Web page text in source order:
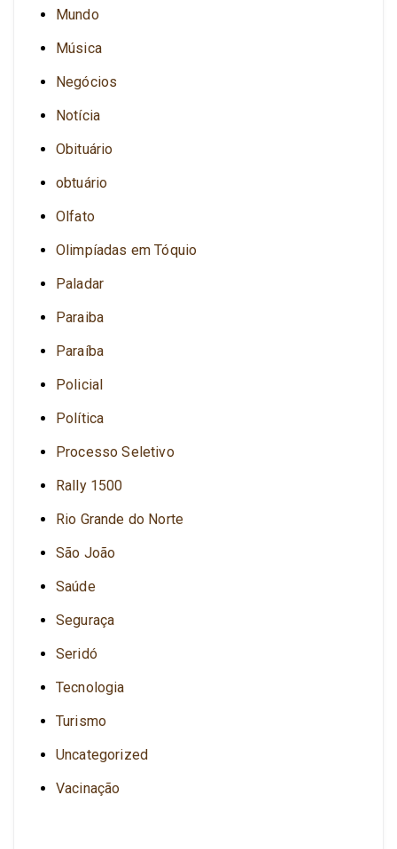
Mundo
Música
Negócios
Notícia
Obituário
obtuário
Olfato
Olimpíadas em Tóquio
Paladar
Paraiba
Paraíba
Policial
Política
Processo Seletivo
Rally 1500
Rio Grande do Norte
São João
Saúde
Seguraça
Seridó
Tecnologia
Turismo
Uncategorized
Vacinação